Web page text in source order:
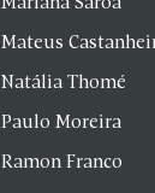
Mateus
Natália Thomé
Paulo Moreira
Ramon Franco